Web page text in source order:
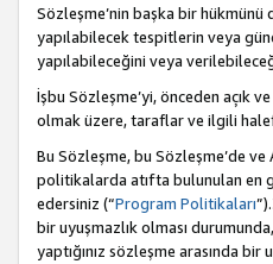
Sözleşme’nin başka bir hükmünü
yapılabilecek tespitlerin veya
yapılabileceğini veya
İşbu Sözleşme’yi, önceden açık
olmak üzere, taraflar ve ilgili
Bu Sözleşme, bu Sözleşme’de
politikalarda atıfta bulunulan en
edersiniz (“Program Politikaları
bir uyuşmazlık olması
yaptığınız sözleşme arasında